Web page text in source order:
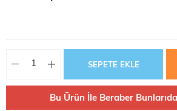
Bu Ürün İle Beraber